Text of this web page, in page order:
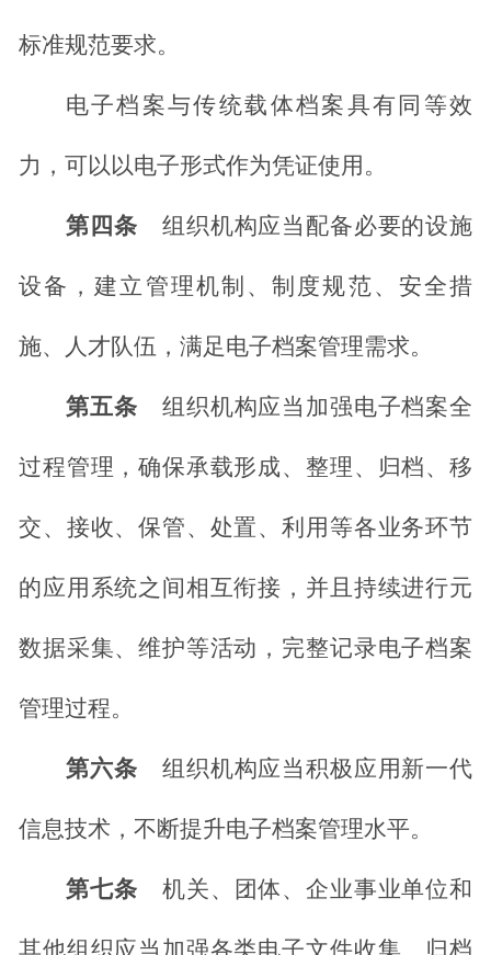
标准规范要求。
电子档案与传统载体档案具有同等效
力，可以以电子形式作为凭证使用。
第四条 组织机构应当配备必要的设施
设备，建立管理机制、制度规范、安全措
施、人才队伍，满足电子档案管理需求。
第五条 组织机构应当加强电子档案全
过程管理，确保承载形成、整理、归档、移
交、接收、保管、处置、利用 等各业务环节
的应用系统之间相互衔接，并且持续进行元
数据采集、维护等活动，完整记录电子档案
管理过程。
第六条 组织机构应当积极应用新一代
信息技术，不断提升电子档案管理水平。
第七条 机关、团体、企业事业单位和
其他组织应当加强各类电子文件收集、归档